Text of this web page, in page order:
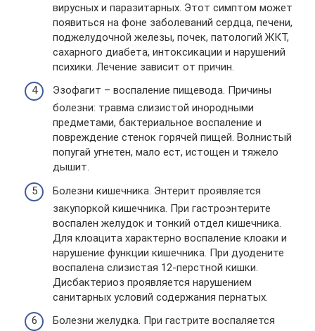
вирусных и паразитарных. Этот симптом может
появиться на фоне заболеваний сердца, печени,
поджелудочной железы, почек, патологий ЖКТ,
сахарного диабета, интоксикации и нарушений
психики. Лечение зависит от причин.
Эзофагит – воспаление пищевода. Причины
болезни: травма слизистой инородными
предметами, бактериальное воспаление и
повреждение стенок горячей пищей. Волнистый
попугай угнетен, мало ест, истощен и тяжело
дышит.
Болезни кишечника. Энтерит проявляется
закупоркой кишечника. При гастроэнтерите
воспален желудок и тонкий отдел кишечника.
Для клоацита характерно воспаление клоаки и
нарушение функции кишечника. При дуодените
воспалена слизистая 12-перстной кишки.
Дисбактериоз проявляется нарушением
санитарных условий содержания пернатых.
Болезни желудка. При гастрите воспаляется